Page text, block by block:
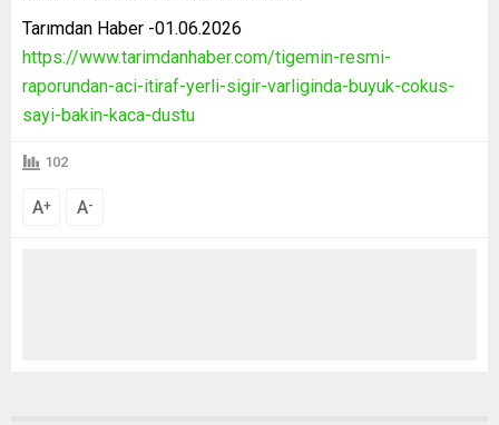
Tarımdan Haber -01.06.2026
https://www.tarimdanhaber.com/tigemin-resmi-
raporundan-aci-itiraf-yerli-sigir-varliginda-buyuk-cokus-
sayi-bakin-kaca-dustu
102
A+ A-